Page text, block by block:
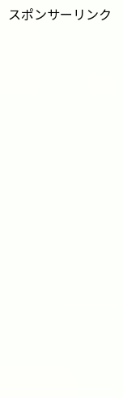
スポンサーリンク